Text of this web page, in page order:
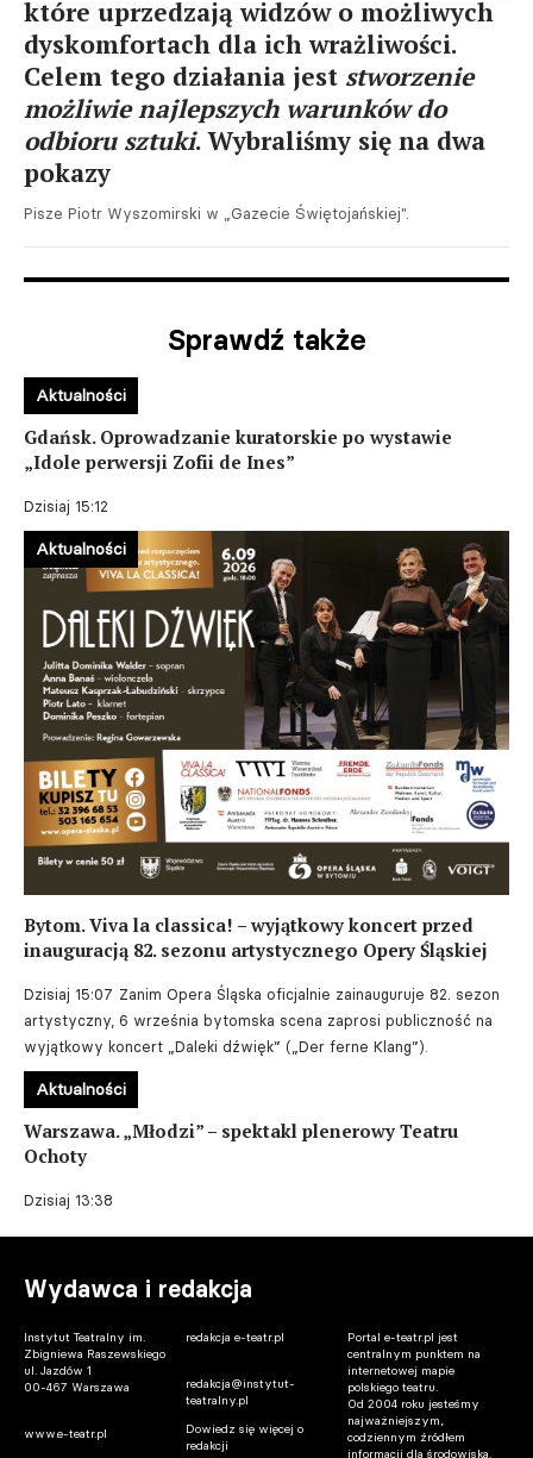
które uprzedzają widzów o możliwych
dyskomfortach dla ich wrażliwości.
Celem tego działania jest stworzenie
możliwie najlepszych warunków do
odbioru sztuki. Wybraliśmy się na dwa
pokazy
Pisze Piotr Wyszomirski w „Gazecie Świętojańskiej".
Sprawdź także
Gdańsk. Oprowadzanie kuratorskie po wystawie
„Idole perwersji Zofii de Ines”
Dzisiaj 15:12
Aktualności
Bytom. Viva la classica! – wyjątkowy koncert przed
inauguracją 82. sezonu artystycznego Opery Śląskiej
Dzisiaj 15:07 Zanim Opera Śląska oficjalnie zainauguruje 82. sezon
artystyczny, 6 września bytomska scena zaprosi publiczność na
wyjątkowy koncert „Daleki dźwięk” („Der ferne Klang”).
Aktualności
Warszawa. „Młodzi” – spektakl plenerowy Teatru
Ochoty
Dzisiaj 13:38
Aktualności
Wydawca i redakcja
Instytut Teatralny im.
Zbigniewa Raszewskiego
ul. Jazdów 1
00-467 Warszawa
www.e-teatr.pl
redakcja e-teatr.pl
redakcja@instytut-
teatralny.pl
Dowiedz się więcej o
redakcji
Portal e-teatr.pl jest
centralnym punktem na
internetowej mapie
polskiego teatru.
Od 2004 roku jesteśmy
najważniejszym,
codziennym źródłem
informacji dla środowiska.